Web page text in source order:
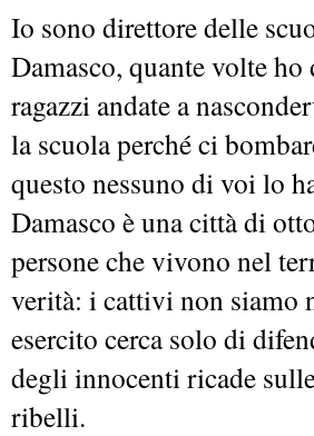
Io sono direttore delle
Damasco, quante volte
ragazzi andate a
la scuola perché ci
questo nessuno di voi lo
Damasco è una città di
persone che vivono nel
verità: i cattivi non siamo
esercito cerca solo di
degli innocenti ricade
ribelli.